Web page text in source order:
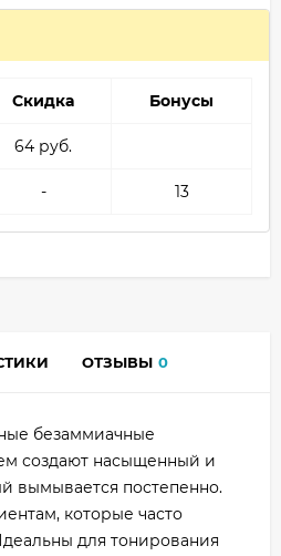
Скидка Бонусы
64 руб.
- 13
ОТЗЫВЫ 0
безаммиачные
создают насыщенный и
вымывается постепенно.
которые часто
для тонирования